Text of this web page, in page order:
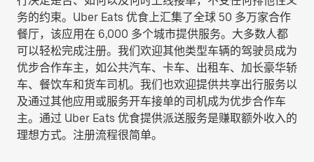
务的约束。Uber Eats 优食上汇集了全球 50 多万家合作
餐厅，该应用在 6,000 多个城市提供服务。大多数人都
可以轻松完成注册。我们欢迎其他类型车辆的驾驶员成为
优步合作车主，如公共汽车、卡车、出租车、加长豪华轿
车、餐饮车和货车司机。我们也欢迎提供共享出行服务以
及通过其他应用或服务开车接单的司机成为优步合作车
主。通过 Uber Eats 优食提供派送服务是赚取额外收入的
理想方式。注册流程很简单。